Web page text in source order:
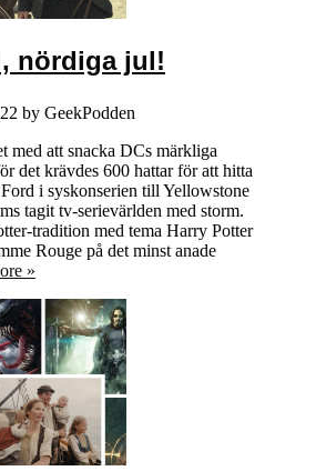
nördiga jul!
by GeekPodden
med att snacka DCs märkliga
det krävdes 600 hattar för att hitta
i syskonserien till Yellowstone
tagit tv-serievärlden med storm.
tradition med tema Harry Potter
Rouge på det minst anade
»